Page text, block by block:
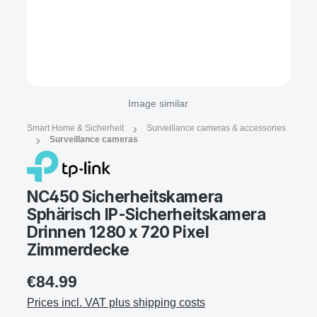
Image similar
Smart Home & Sicherheit
Surveillance cameras & accessories
Surveillance cameras
NC450 Sicherheitskamera
Sphärisch IP-Sicherheitskamera
Drinnen 1280 x 720 Pixel
Zimmerdecke
€84.99
Prices incl. VAT plus shipping costs